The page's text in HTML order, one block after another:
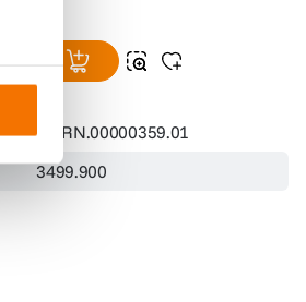
CP.RN.00000359.01
3499.900